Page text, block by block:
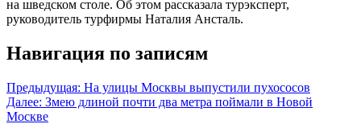
на шведском столе. Об этом рассказала турэксперт,
руководитель турфирмы Наталия Ансталь.
Навигация по записям
Предыдущая: На улицы Москвы выпустили пухососов
Далее: Змею длиной почти два метра поймали в Новой
Москве